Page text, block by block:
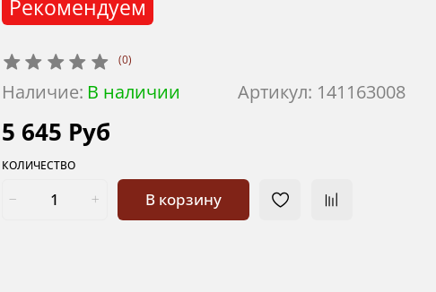
(0)
Артикул: 141163008
Наличие: В наличии
Рекомендуем
5 645 Руб
КОЛИЧЕСТВО
В корзину